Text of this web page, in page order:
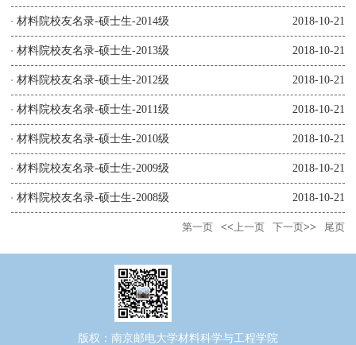
材料院校友名录-硕士生-2014级 2018-10-21
材料院校友名录-硕士生-2013级 2018-10-21
材料院校友名录-硕士生-2012级 2018-10-21
材料院校友名录-硕士生-2011级 2018-10-21
材料院校友名录-硕士生-2010级 2018-10-21
材料院校友名录-硕士生-2009级 2018-10-21
材料院校友名录-硕士生-2008级 2018-10-21
第一页 <<上一页 下一页>> 尾页
版权：南京邮电大学材料科学与工程学院